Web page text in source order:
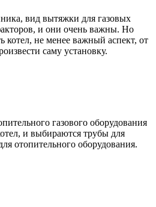
вид вытяжки для газовых
и они очень важны. Но
котел, не менее важный аспект, от
саму установку.
газового оборудования
и выбираются трубы для
отопительного оборудования.